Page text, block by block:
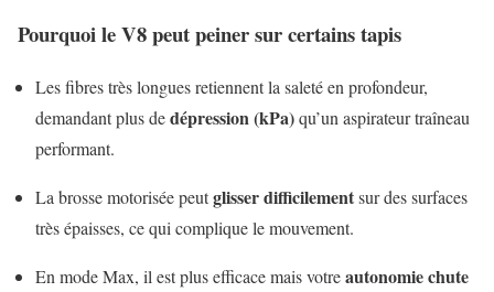
Pourquoi le V8 peut peiner sur certains tapis
Les fibres très longues retiennent la saleté en profondeur,
demandant plus dedépression (kPa)qu’un aspirateur traîneau
performant.
La brosse motorisée peutglisser difficilementsur des surfaces
très épaisses, ce qui complique le mouvement.
En mode Max, il est plus efficace mais votreautonomie chute